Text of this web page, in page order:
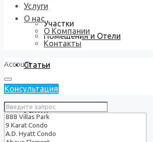
Участки
Помещения и Отели
Статьи
Услуги
Услуги
О нас
О Компании
Контакты
Account
Консультация